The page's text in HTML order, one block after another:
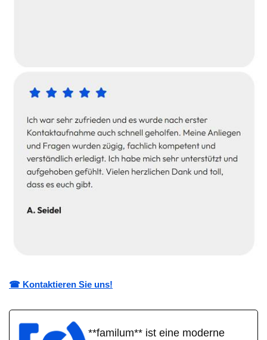
☎ Kontaktieren Sie uns!
**familum** ist eine moderne